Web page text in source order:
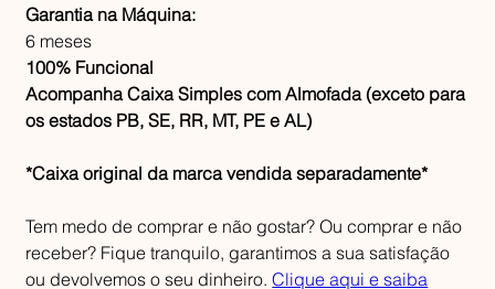
Garantia na Máquina:
6 meses
100% Funcional
Acompanha Caixa Simples com Almofada (exceto para
os estados PB, SE, RR, MT, PE e AL)
*Caixa original da marca vendida separadamente*
Tem medo de comprar e não gostar? Ou comprar e não
receber? Fique tranquilo, garantimos a sua satisfação
ou devolvemos o seu dinheiro.Clique aqui e saiba